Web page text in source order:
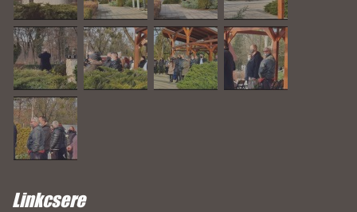
Linkcsere